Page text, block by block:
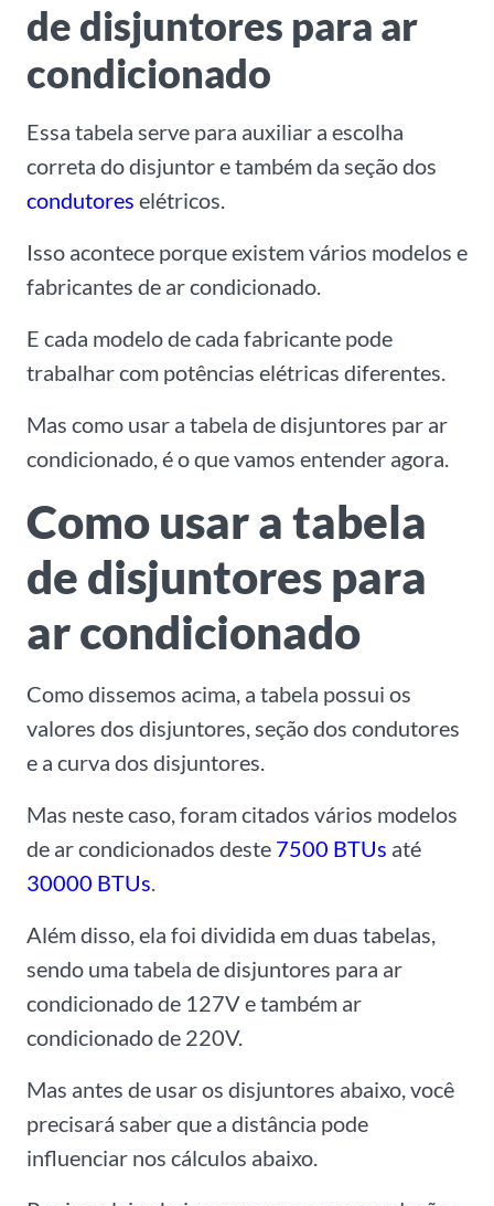
de disjuntores para ar
condicionado
Essa tabela serve para auxiliar a escolha
correta do disjuntor e também da seção dos
condutores elétricos.
Isso acontece porque existem vários modelos e
fabricantes de ar condicionado.
E cada modelo de cada fabricante pode
trabalhar com potências elétricas diferentes.
Mas como usar a tabela de disjuntores par ar
condicionado, é o que vamos entender agora.
Como usar a tabela
de disjuntores para
ar condicionado
Como dissemos acima, a tabela possui os
valores dos disjuntores, seção dos condutores
e a curva dos disjuntores.
Mas neste caso, foram citados vários modelos
de ar condicionados deste 7500 BTUs até
30000 BTUs.
Além disso, ela foi dividida em duas tabelas,
sendo uma tabela de disjuntores para ar
condicionado de 127V e também ar
condicionado de 220V.
Mas antes de usar os disjuntores abaixo, você
precisará saber que a distância pode
influenciar nos cálculos abaixo.